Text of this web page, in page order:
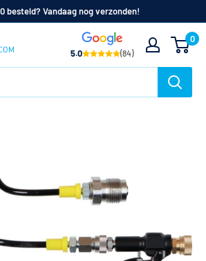
besteld? Vandaag nog verzonden!
5.0 (84)
0